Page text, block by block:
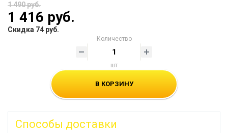
1 490 руб.
1 416 руб.
Скидка 74 руб.
Количество
шт
В КОРЗИНУ
Способы доставки